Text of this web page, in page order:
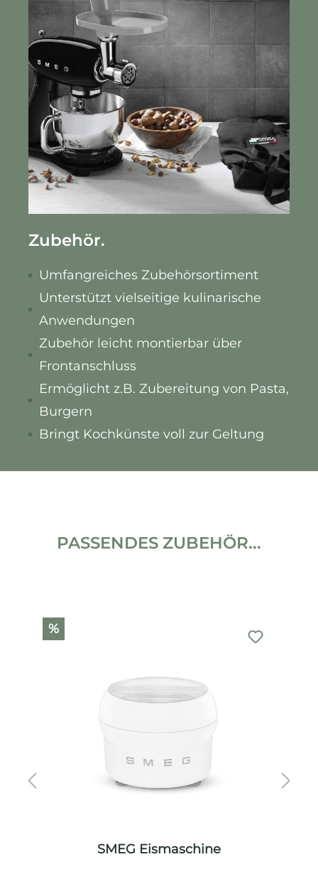
Zubehör.
Umfangreiches Zubehörsortiment
Unterstützt vielseitige kulinarische
Anwendungen
Zubehör leicht montierbar über
Frontanschluss
Ermöglicht z.B. Zubereitung von Pasta,
Burgern
Bringt Kochkünste voll zur Geltung
PASSENDES ZUBEHÖR...
Produktgalerie überspringen
%
SMEG Eismaschine